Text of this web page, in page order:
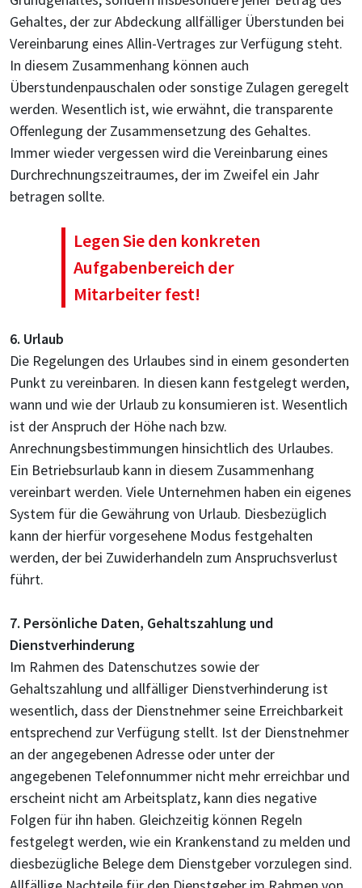
Gehaltes, der zur Abdeckung allfälliger Überstunden bei
Vereinbarung eines Allin-Vertrages zur Verfügung steht.
In diesem Zusammenhang können auch
Überstundenpauschalen oder sonstige Zulagen geregelt
werden. Wesentlich ist, wie erwähnt, die transparente
Offenlegung der Zusammensetzung des Gehaltes.
Immer wieder vergessen wird die Vereinbarung eines
Durchrechnungszeitraumes, der im Zweifel ein Jahr
betragen sollte.
Legen Sie den konkreten
Aufgabenbereich der
Mitarbeiter fest!
6. Urlaub
Die Regelungen des Urlaubes sind in einem gesonderten
Punkt zu vereinbaren. In diesen kann festgelegt werden,
wann und wie der Urlaub zu konsumieren ist. Wesentlich
ist der Anspruch der Höhe nach bzw.
Anrechnungsbestimmungen hinsichtlich des Urlaubes.
Ein Betriebsurlaub kann in diesem Zusammenhang
vereinbart werden. Viele Unternehmen haben ein eigenes
System für die Gewährung von Urlaub. Diesbezüglich
kann der hierfür vorgesehene Modus festgehalten
werden, der bei Zuwiderhandeln zum Anspruchsverlust
führt.
7. Persönliche Daten, Gehaltszahlung und
Dienstverhinderung
Im Rahmen des Datenschutzes sowie der
Gehaltszahlung und allfälliger Dienstverhinderung ist
wesentlich, dass der Dienstnehmer seine Erreichbarkeit
entsprechend zur Verfügung stellt. Ist der Dienstnehmer
an der angegebenen Adresse oder unter der
angegebenen Telefonnummer nicht mehr erreichbar und
erscheint nicht am Arbeitsplatz, kann dies negative
Folgen für ihn haben. Gleichzeitig können Regeln
festgelegt werden, wie ein Krankenstand zu melden und
diesbezügliche Belege dem Dienstgeber vorzulegen sind.